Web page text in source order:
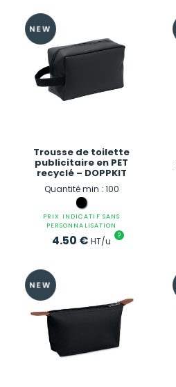
Trousse de toilette
publicitaire en PET
recyclé – DOPPKIT
Quantité min : 100
PRIX INDICATIF SANS
PERSONNALISATION
4.50 € HT/u ?